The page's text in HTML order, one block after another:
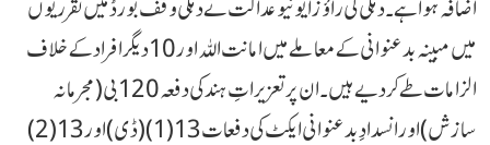
اضافہ ہوا ہے۔ دہلی کی راؤز ایونیو عدالت نے دہلی وقف بورڈ میں تقرریوں
میں مبینہ بدعنوانی کے معاملے میں امانت اللہ اور 10 دیگر افراد کے خلاف
الزامات طے کر دیے ہیں۔ ان پر تعزیراتِ ہند کی دفعہ 120 بی (مجرمانہ
سازش) اور انسدادِ بدعنوانی ایکٹ کی دفعات 13(1)(ڈی) اور 13(2)